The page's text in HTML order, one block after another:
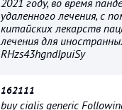
2021 году, во время
удаленного лечения, с
китайских лекарств
лечения для
RHzs43hgndIpuiSy
162111
buy cialis generic